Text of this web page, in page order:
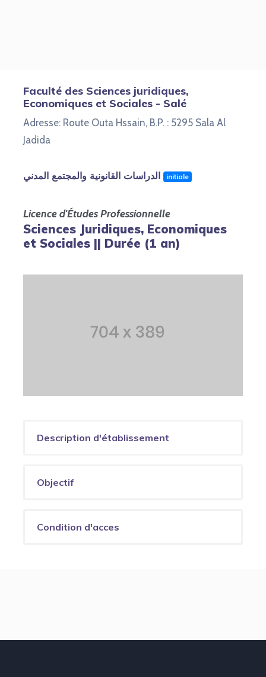
Faculté des Sciences juridiques,
Economiques et Sociales - Salé
Adresse: Route Outa Hssain, B.P. : 5295 Sala Al
Jadida
initiale
Licence d'Études Professionnelle
Sciences Juridiques, Economiques
et Sociales || Durée (1 an)
Description d'établissement
Objectif
Condition d'acces